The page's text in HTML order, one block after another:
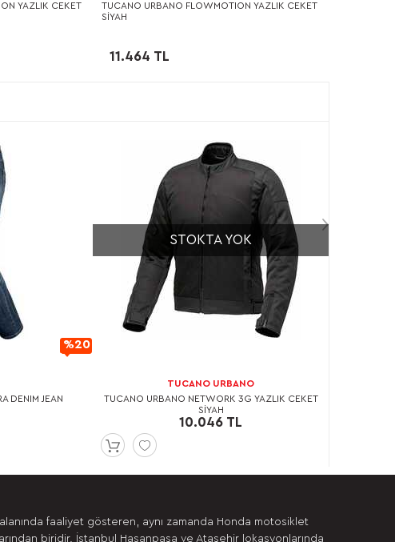
YAZLIK CEKET
TUCANO URBANO FLOWMOTION YAZLIK CEKET
SİYAH
11.464 TL
%20
İndirimli
DENIM JEAN
STOKTA YOK
TUCANO URBANO
TUCANO URBANO NETWORK 3G YAZLIK CEKET
SİYAH
10.046 TL
faaliyet gösteren, aynı zamanda Honda motosiklet
biridir. İstanbul Hasanpaşa ve Ataşehir lokasyonlarında